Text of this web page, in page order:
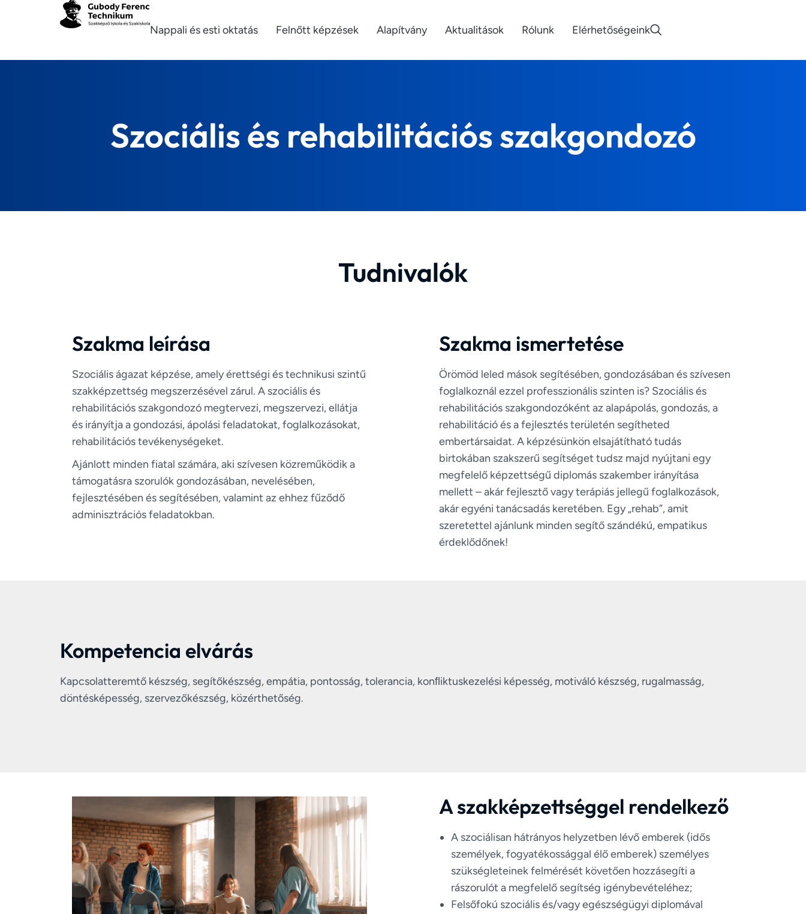
Nappali és esti oktatás Felnőtt képzések Alapítvány Aktualitások Rólunk Elérhetőségeink
Szociális és rehabilitációs szakgondozó
Tudnivalók
Szakma leírása
Szociális ágazat képzése, amely érettségi és technikusi szintű
szakképzettség megszerzésével zárul. A szociális és
rehabilitációs szakgondozó megtervezi, megszervezi, ellátja
és irányítja a gondozási, ápolási feladatokat, foglalkozásokat,
rehabilitációs tevékenységeket.
Ajánlott minden fiatal számára, aki szívesen közreműködik a
támogatásra szorulók gondozásában, nevelésében,
fejlesztésében és segítésében, valamint az ehhez fűződő
adminisztrációs feladatokban.
Szakma ismertetése
Örömöd leled mások segítésében, gondozásában és szívesen
foglalkoznál ezzel professzionális szinten is? Szociális és
rehabilitációs szakgondozóként az alapápolás, gondozás, a
rehabilitáció és a fejlesztés területén segítheted
embertársaidat. A képzésünkön elsajátítható tudás
birtokában szakszerű segítséget tudsz majd nyújtani egy
megfelelő képzettségű diplomás szakember irányítása
mellett – akár fejlesztő vagy terápiás jellegű foglalkozások,
akár egyéni tanácsadás keretében. Egy „rehab”, amit
szeretettel ajánlunk minden segítő szándékú, empatikus
érdeklődőnek!
Kompetencia elvárás
Kapcsolatteremtő készség, segítőkészség, empátia, pontosság, tolerancia, konﬂiktuskezelési képesség, motiváló készség, rugalmasság,
döntésképesség, szervezőkészség, közérthetőség.
A szakképzettséggel rendelkező
A szociálisan hátrányos helyzetben lévő emberek (idős
személyek, fogyatékossággal élő emberek) személyes
szükségleteinek felmérését követően hozzásegíti a
rászorulót a megfelelő segítség igénybevételéhez;
Felsőfokú szociális és/vagy egészségügyi diplomával